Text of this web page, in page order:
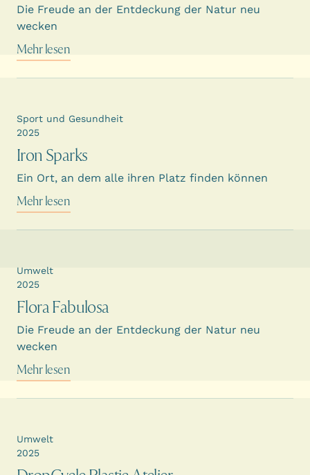
Die Freude an der Entdeckung der Natur neu
wecken
Mehr lesen
Iron Sparks
Ein Ort, an dem alle ihren Platz finden können
Sport und Gesundheit
2025
Mehr lesen
Flora Fabulosa
Die Freude an der Entdeckung der Natur neu
wecken
Umwelt
2025
Mehr lesen
Umwelt
2025